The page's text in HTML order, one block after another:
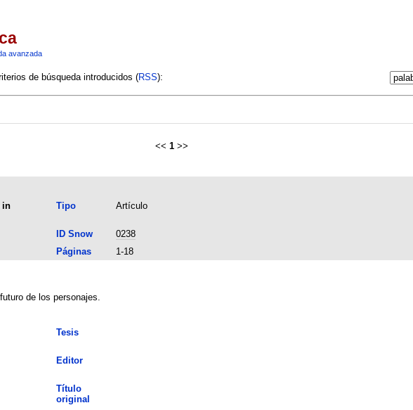
avanzada
de búsqueda introducidos (RSS):
<< 1 >>
in
Tipo Artículo
ID Snow
0238
Páginas
1-18
de los personajes.
Tesis
Editor
Título
original